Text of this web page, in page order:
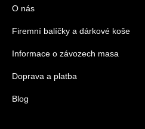
O nás
Firemní balíčky a dárkové koše
Informace o závozech masa
Doprava a platba
Blog